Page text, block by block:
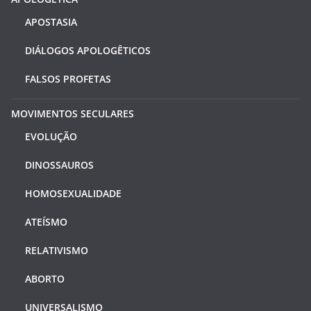
APOSTASIA
DIÁLOGOS APOLOGÊTICOS
FALSOS PROFETAS
MOVIMENTOS SECULARES
EVOLUÇÃO
DINOSSAUROS
HOMOSEXUALIDADE
ATEÍSMO
RELATIVISMO
ABORTO
UNIVERSALISMO